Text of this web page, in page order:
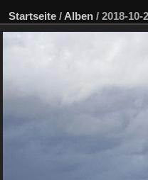
Startseite / Alben / 2018-10-